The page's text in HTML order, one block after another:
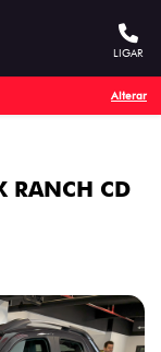
LIGAR
Alterar
RANCH CD